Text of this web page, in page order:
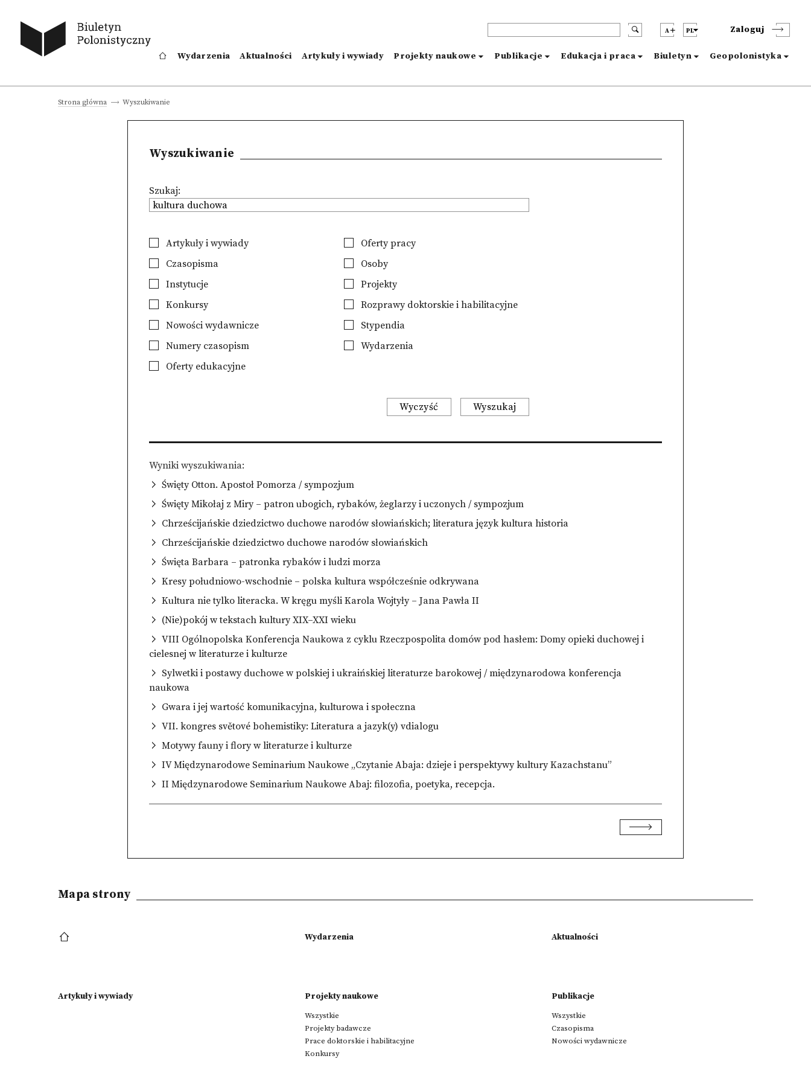
A PL Zaloguj
Wydarzenia Aktualności Artykuły i wywiady Projekty naukowe Publikacje Edukacja i praca Biuletyn Geopolonistyka
Strona główna Wyszukiwanie
Wyszukiwanie
Szukaj:
Artykuły i wywiady
Czasopisma
Instytucje
Konkursy
Nowości wydawnicze
Numery czasopism
Oferty edukacyjne
Oferty pracy
Osoby
Projekty
Rozprawy doktorskie i habilitacyjne
Stypendia
Wydarzenia
Wyczyść Wyszukaj
Wyniki wyszukiwania
Święty Otton. Apostoł Pomorza / sympozjum
Święty Mikołaj z Miry – patron ubogich, rybaków, żeglarzy i uczonych / sympozjum
Chrześcijańskie dziedzictwo duchowe narodów słowiańskich; literatura język kultura historia
Chrześcijańskie dziedzictwo duchowe narodów słowiańskich
Święta Barbara – patronka rybaków i ludzi morza
Kresy południowo-wschodnie – polska kultura współcześnie odkrywana
Kultura nie tylko literacka. W kręgu myśli Karola Wojtyły – Jana Pawła II
(Nie)pokój w tekstach kultury XIX–XXI wieku
VIII Ogólnopolska Konferencja Naukowa z cyklu Rzeczpospolita domów pod hasłem: Domy opieki duchowej i
cielesnej w literaturze i kulturze
Sylwetki i postawy duchowe w polskiej i ukraińskiej literaturze barokowej / międzynarodowa konferencja
naukowa
Gwara i jej wartość komunikacyjna, kulturowa i społeczna
VII. kongres světové bohemistiky: Literatura a jazyk(y) vdialogu
Motywy fauny i flory w literaturze i kulturze
IV Międzynarodowe Seminarium Naukowe „Czytanie Abaja: dzieje i perspektywy kultury Kazachstanu”
II Międzynarodowe Seminarium Naukowe Abaj: filozofia, poetyka, recepcja.
Mapa strony
Wydarzenia Aktualności
Artykuły i wywiady Projekty naukowe
Wszystkie
Projekty badawcze
Prace doktorskie i habilitacyjne
Konkursy
Publikacje
Wszystkie
Czasopisma
Nowości wydawnicze